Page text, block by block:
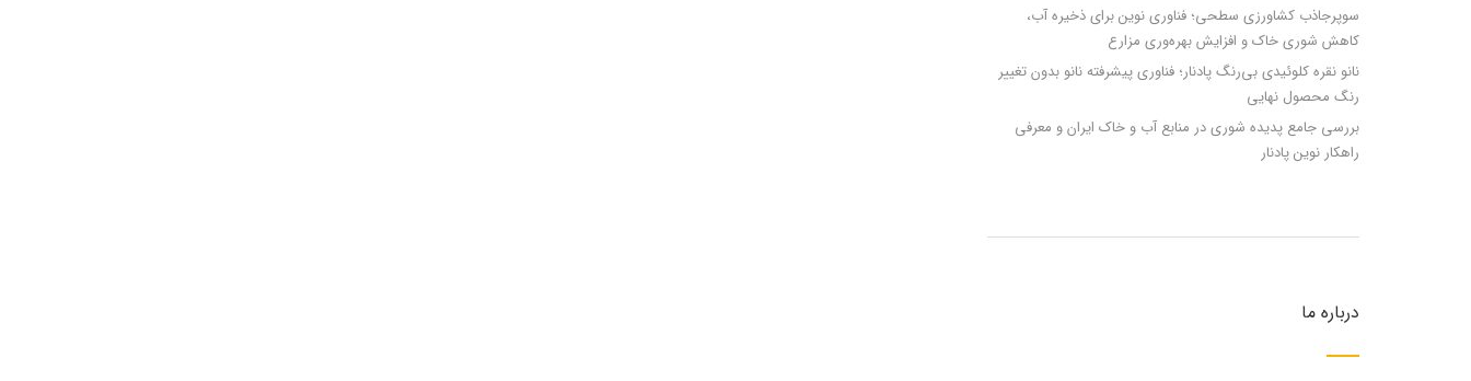
سوپرجاذب کشاورزی سطحی؛ فناوری نوین برای ذخیره آب،
کاهش شوری خاک و افزایش بهره‌وری مزارع
نانو نقره کلوئیدی بی‌رنگ پادنار؛ فناوری پیشرفته نانو بدون تغییر
رنگ محصول نهایی
بررسی جامع پدیده شوری در منابع آب و خاک ایران و معرفی
راهکار نوین پادنار
درباره ما